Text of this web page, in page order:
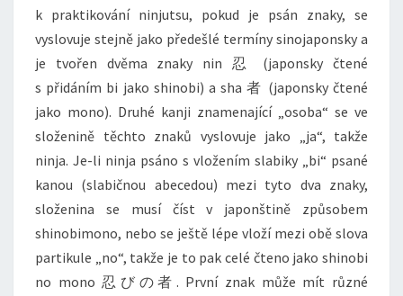
k praktikování ninjutsu, pokud je psán znaky, se
vyslovuje stejně jako předešlé termíny sinojaponsky a
je tvořen dvěma znaky nin 忍 (japonsky čtené
s přidáním bi jako shinobi) a sha 者 (japonsky čtené
jako mono). Druhé kanji znamenající „osoba“ se ve
složenině těchto znaků vyslovuje jako „ja“, takže
ninja. Je-li ninja psáno s vložením slabiky „bi“ psané
kanou (slabičnou abecedou) mezi tyto dva znaky,
složenina se musí číst v japonštině způsobem
shinobimono, nebo se ještě lépe vloží mezi obě slova
partikule „no“, takže je to pak celé čteno jako shinobi
no mono 忍びの者. První znak může mít různé